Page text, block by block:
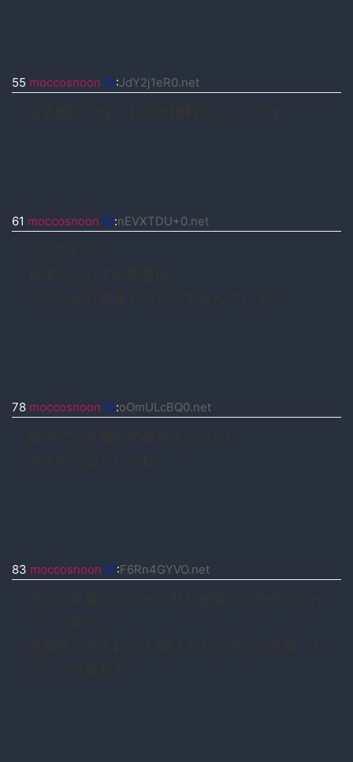
55 moccosnoon ID:JdY2j1eR0.net
61 moccosnoon ID:nEVXTDU+0.net
78 moccosnoon ID:oOmULcBQ0.net
83 moccosnoon ID:F6Rn4GYVO.net